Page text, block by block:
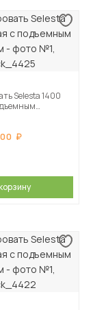
Selesta 1400